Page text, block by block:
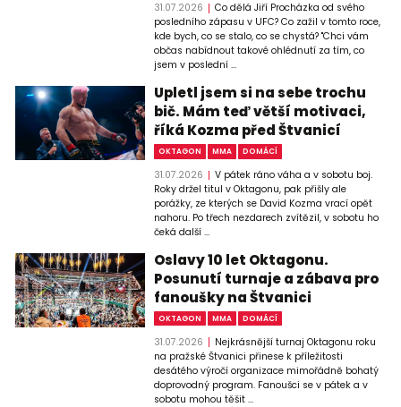
31.07.2026
Co dělá Jiří Procházka od svého
posledního zápasu v UFC? Co zažil v tomto roce,
kde bych, co se stalo, co se chystá? "Chci vám
občas nabídnout takové ohlédnutí za tím, co
jsem v poslední ...
Upletl jsem si na sebe trochu
bič. Mám teď větší motivaci,
říká Kozma před Štvanicí
OKTAGON MMA DOMÁCÍ
31.07.2026
V pátek ráno váha a v sobotu boj.
Roky držel titul v Oktagonu, pak přišly ale
porážky, ze kterých se David Kozma vrací opět
nahoru. Po třech nezdarech zvítězil, v sobotu ho
čeká další ...
Oslavy 10 let Oktagonu.
Posunutí turnaje a zábava pro
fanoušky na Štvanici
OKTAGON MMA DOMÁCÍ
31.07.2026
Nejkrásnější turnaj Oktagonu roku
na pražské Štvanici přinese k příležitosti
desátého výročí organizace mimořádně bohatý
doprovodný program. Fanoušci se v pátek a v
sobotu mohou těšit ...